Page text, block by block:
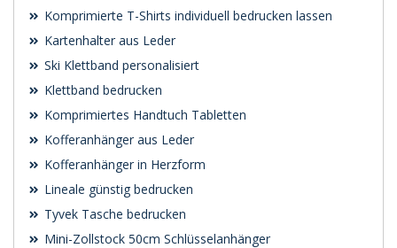
Komprimierte T-Shirts individuell bedrucken lassen
Kartenhalter aus Leder
Ski Klettband personalisiert
Klettband bedrucken
Komprimiertes Handtuch Tabletten
Kofferanhänger aus Leder
Kofferanhänger in Herzform
Lineale günstig bedrucken
Tyvek Tasche bedrucken
Mini-Zollstock 50cm Schlüsselanhänger